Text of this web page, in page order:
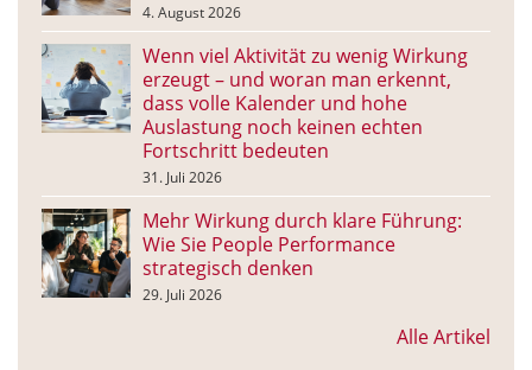
4. August 2026
Wenn viel Aktivität zu wenig Wirkung
erzeugt – und woran man erkennt,
dass volle Kalender und hohe
Auslastung noch keinen echten
Fortschritt bedeuten
31. Juli 2026
Mehr Wirkung durch klare Führung:
Wie Sie People Performance
strategisch denken
29. Juli 2026
Alle Artikel